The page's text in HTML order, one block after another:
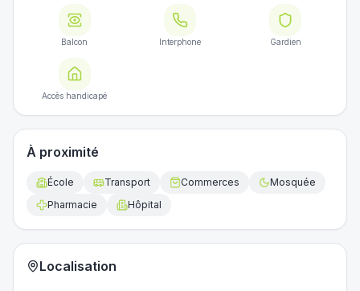
Balcon Interphone Gardien
Accès handicapé
À proximité
École Transport Commerces
Mosquée
Pharmacie
Hôpital
Localisation